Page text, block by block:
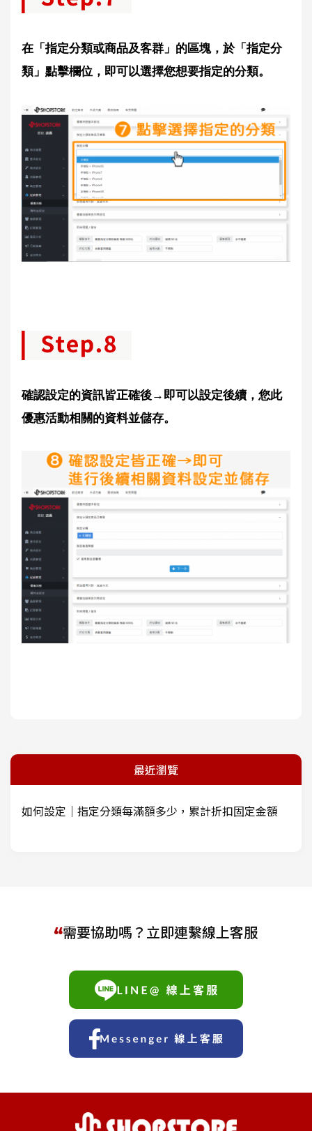
在「指定分類或商品及客群」的區塊，於「指定分
類」點擊欄位，即可以選擇您想要指定的分類。
確認設定的資訊皆正確後→即可以設定後續，您此
優惠活動相關的資料並儲存。
最近瀏覽
如何設定｜指定分類每滿額多少，累計折扣固定金額
需要協助嗎？立即連繫線上客服